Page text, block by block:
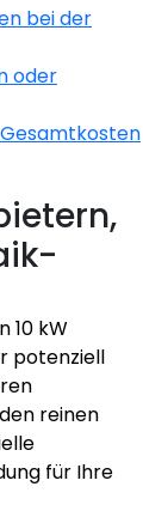
bei der
oder
10 kW
potenziell
reinen
für Ihre